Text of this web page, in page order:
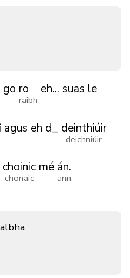
go ro
raibh
eh... suas le
agus eh d_ deinthiúir
deichniúir
choinic
chonaic
mé án.
ann.